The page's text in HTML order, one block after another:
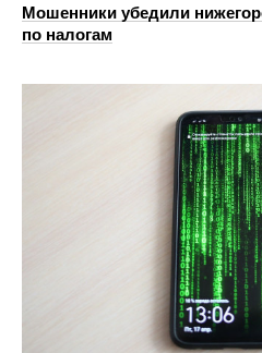
Мошенники убедили
по налогам